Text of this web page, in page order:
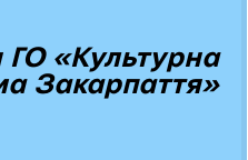
ГО «Культурна
Закарпаття»